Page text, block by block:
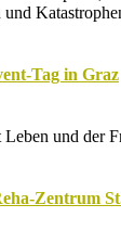
Tag in Graz
Leben und
Zentrum